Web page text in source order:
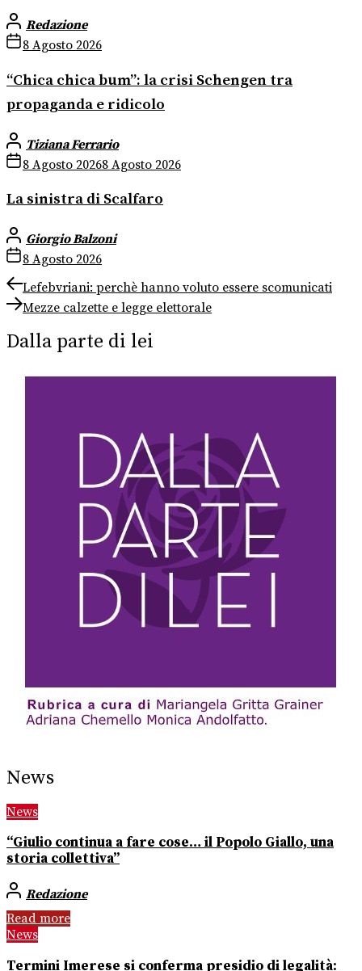
Redazione
8 Agosto 2026
“Chica chica bum”: la crisi Schengen tra
propaganda e ridicolo
Tiziana Ferrario
8 Agosto 20268 Agosto 2026
La sinistra di Scalfaro
Giorgio Balzoni
8 Agosto 2026
Navigazione
articoli
Previous
post:
Lefebvriani: perchè hanno voluto essere scomunicati
Next
Mezze calzette e legge elettorale
Dalla parte di lei
News
News
“Giulio continua a fare cose… il Popolo Giallo, una
storia collettiva”
Redazione
Read more
News
Termini Imerese si conferma presidio di legalità: